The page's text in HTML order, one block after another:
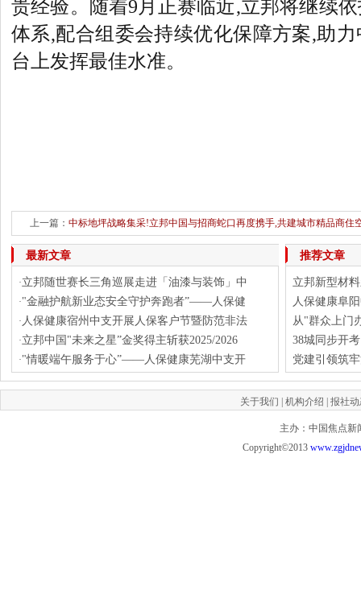
贵经验。随着9月正赛临近,立邦将继续
体系,配合组委会持续优化保障方案,助
台上发挥最佳水准。
上一篇： 中标地坪战略集采!立邦中国与招商蛇口再度携手,共建城市精品商住
下一篇：拥抱超本土
最新文章
·立邦随世赛长三角巡展走进「油漆与装饰」中
·"金融护航新业态安全守护奔跑者”——人保健
· 人保健康宿州中支开展人保客户节暨防范非法
·立邦中国"未来之星”金奖得主斩获2025/2026
·"情暖端午服务于心”——人保健康芜湖中支开
推荐文章
立邦新型材
人保健康阜
从"群众上门
38城同步开
党建引领筑
关于我们 机构介绍 报社
主办：中国焦点新
Copyright©2013